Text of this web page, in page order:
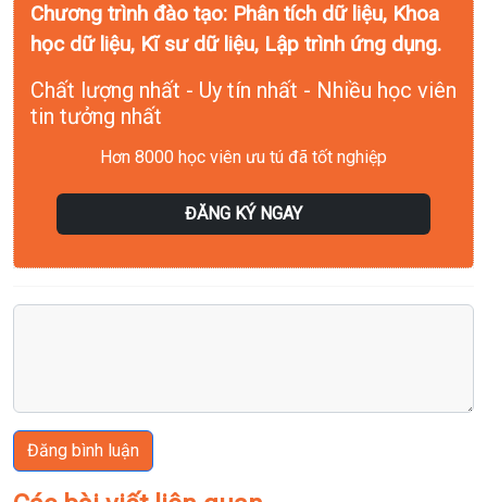
Chương trình đào tạo: Phân tích dữ liệu, Khoa
học dữ liệu, Kĩ sư dữ liệu, Lập trình ứng dụng.
Chất lượng nhất - Uy tín nhất - Nhiều học viên
tin tưởng nhất
Hơn 8000 học viên ưu tú đã tốt nghiệp
ĐĂNG KÝ NGAY
Đăng bình luận